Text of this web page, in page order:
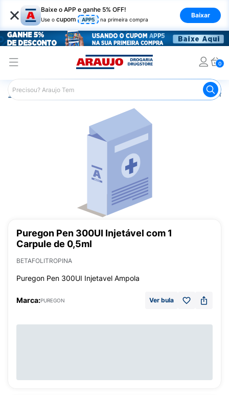
× Baixe o APP e ganhe 5% OFF!
Use o cupom APP5 na primeira compra
Baixar
0
Araujo Medicamentos
Puregon Pen 300UI Injetável com 1
Carpule de 0,5ml
BETAFOLITROPINA
Puregon Pen 300UI Injetavel Ampola
Marca:PUREGON Ver bula